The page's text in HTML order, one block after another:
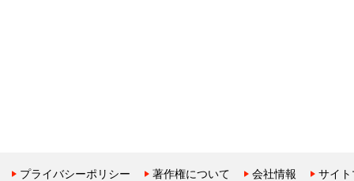
プライバシーポリシー 著作権について 会社情報 サイ